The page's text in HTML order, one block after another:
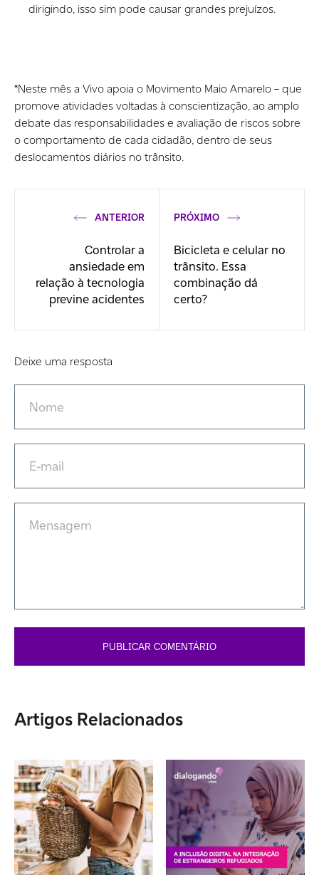
dirigindo, isso sim pode causar grandes prejuízos.
*Neste mês a Vivo apoia o Movimento Maio Amarelo – que
promove atividades voltadas à conscientização, ao amplo
debate das responsabilidades e avaliação de riscos sobre
o comportamento de cada cidadão, dentro de seus
deslocamentos diários no trânsito.
ANTERIOR
Controlar a
ansiedade em
relação à tecnologia
previne acidentes
PRÓXIMO
Bicicleta e celular no
trânsito. Essa
combinação dá
certo?
Deixe uma resposta
Artigos Relacionados